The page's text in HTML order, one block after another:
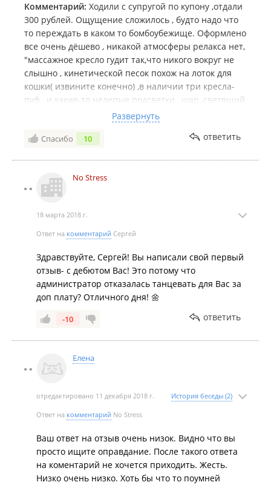
Комментарий: Ходили с супругой по купону ,отдали
300 рублей. Ощущение сложилось , будто надо что
то переждать в каком то бомбоубежище. Оформлено
все очень дёшево , никакой атмосферы релакса нет,
"массажное кресло гудит так,что никого вокруг не
слышно , кинетической песок похож на лоток для
кошки( извините конечно) ,в наличии три кресла-
пуф , и какие-то нелепые подсветки , шар, светящий
на кривую стену и тумба с пузырями и
пластиковыми рыбами , естественно мертвыми.
Администратор, который на вопрос ,а как это все
если совсем нечего делать ,то для переговоров по
телефону в течение часа подойдёт без проблем.еще
Но релаксом там и не пахнет
Все крайне дёшево и бестолково.
Развернуть
Спасибо 10 ответить
No Stress
18 марта 2018 г.
Ответ на комментарий Сергей
Здравствуйте, Сергей! Вы написали свой первый
отзыв- с дебютом Вас! Это потому что
администратор отказалась танцевать для Вас за
доп плату? Отличного дня! 🌼
-10 ответить
Елена
отредактировано 11 декабря 2018 г. История беседы (2)
Ответ на комментарий No Stress
Ваш ответ на отзыв очень низок. Видно что вы
просто ищите оправдание. После такого ответа
на коментарий не хочется приходить. Жесть.
Низко очень низко. Хоть бы что то поумней